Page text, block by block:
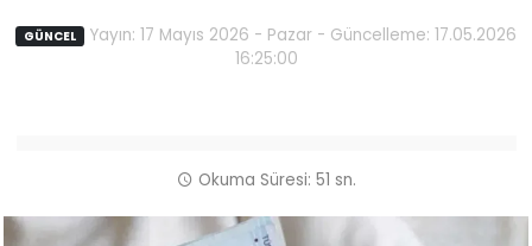
GÜNCEL Yayın: 17 Mayıs 2026 - Pazar - Güncelleme: 17.05.2026
16:25:00
Okuma Süresi: 51 sn.